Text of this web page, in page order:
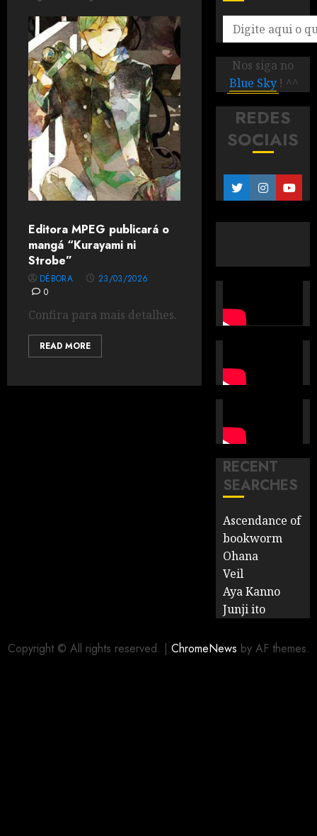
Editora MPEG publicará o
mangá “Kurayami ni
Strobe”
DÉBORA
23/03/2026
0
Confira para mais detalhes.
READ MORE
Nos siga no
Blue Sky ! ^^
REDES
SOCIAIS
RECENT
SEARCHES
Ascendance of
bookworm
Ohana
Veil
Aya Kanno
Junji ito
Copyright © All rights reserved. | ChromeNews by AF themes.